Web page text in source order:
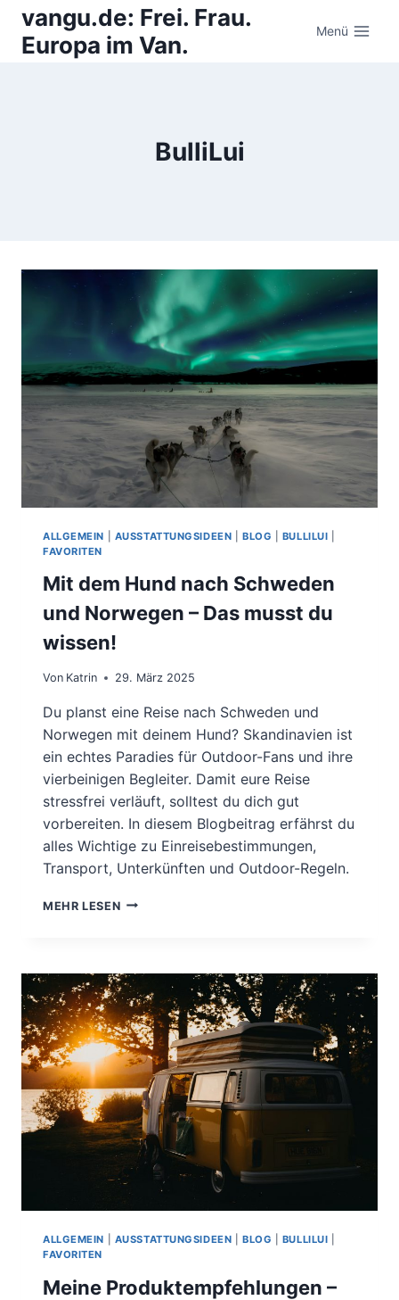
Zum
Inhalt
springen
vangu.de: Frei. Frau.
Europa im Van.
Menü
BulliLui
ALLGEMEIN AUSSTATTUNGSIDEEN BLOG BULLILUI
FAVORITEN
Mit dem Hund nach Schweden
und Norwegen – Das musst du
wissen!
Von Katrin 29. März 2025
Du planst eine Reise nach Schweden und
Norwegen mit deinem Hund? Skandinavien ist
ein echtes Paradies für Outdoor-Fans und ihre
vierbeinigen Begleiter. Damit eure Reise
stressfrei verläuft, solltest du dich gut
vorbereiten. In diesem Blogbeitrag erfährst du
alles Wichtige zu Einreisebestimmungen,
Transport, Unterkünften und Outdoor-Regeln.
MEHR LESENMIT
SCHWEDEN
UND
NORWEGEN
–
DAS
MUSST
DU
WISSEN!
ALLGEMEIN AUSSTATTUNGSIDEEN BLOG BULLILUI
FAVORITEN
Meine Produktempfehlungen –